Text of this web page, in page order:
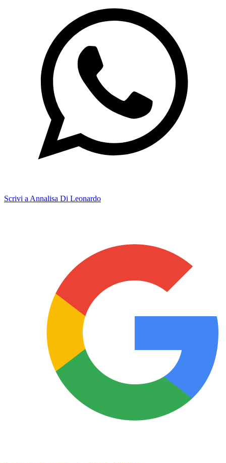
Scrivi a Annalisa Di Leonardo